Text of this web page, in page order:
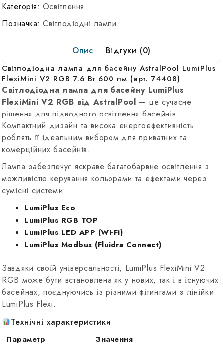
бассейна
FlexiMini
7.6W,
600
lm
(74408)
Категорія: Освітлення
Позначка: Світлодіодні лампи
Опис Відгуки (0)
Світлодіодна лампа для басейну AstralPool LumiPlus
FlexiMini V2 RGB 7.6 Вт 600 лм (арт. 74408)
Світлодіодна лампа для басейну LumiPlus
FlexiMini V2 RGB від AstralPool — це сучасне
рішення для підводного освітлення басейнів.
Компактний дизайн та висока енергоефективність
роблять її ідеальним вибором для приватних та
комерційних басейнів.
Лампа забезпечує яскраве багатобарвне освітлення з
можливістю керування кольорами та ефектами через
сумісні системи:
LumiPlus Eco
LumiPlus RGB TOP
LumiPlus LED APP (Wi-Fi)
LumiPlus Modbus (Fluidra Connect)
Завдяки своїй універсальності, LumiPlus FlexiMini V2
RGB може бути встановлена ​​як у нових, так і в існуючих
басейнах, поєднуючись із різними фітингами з лінійки
LumiPlus Flexi.
Технічні характеристики
Параметр
Значення